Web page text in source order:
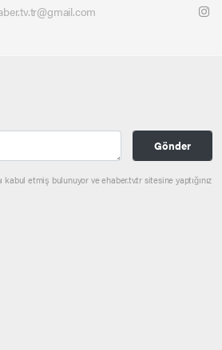
Gönder
kabul etmiş bulunuyor ve ehaber.tv.tr sitesine yaptığınız